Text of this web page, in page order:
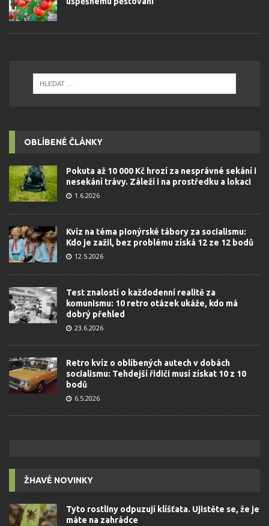
OBLÍBENÉ ČLÁNKY
Pokuta až 10 000 Kč hrozí za nesprávné sekání i
nesekání trávy. Záleží i na prostředku a lokaci
1.6.2026
Kvíz na téma pionýrské tábory za socialismu:
Kdo je zažil, bez problému získá 12 ze 12 bodů
12.5.2026
Test znalostí o každodenní realitě za
komunismu: 10 retro otázek ukáže, kdo má
dobrý přehled
23.6.2026
Retro kvíz o oblíbených autech v dobách
socialismu: Tehdejší řidiči musí získat 10 z 10
bodů
6.5.2026
ŽHAVÉ NOVINKY
Tyto rostliny odpuzují klíšťata. Ujistěte se, že je
máte na zahrádce